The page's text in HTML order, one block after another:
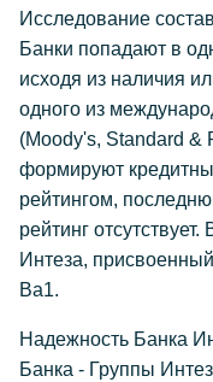
Исследование
Банки попадают в
исходя из наличия
одного из
(Moody's, Standard &
формируют
рейтингом,
рейтинг
Интеза,
Ba1.
Надежность Банка
Банка - Группы